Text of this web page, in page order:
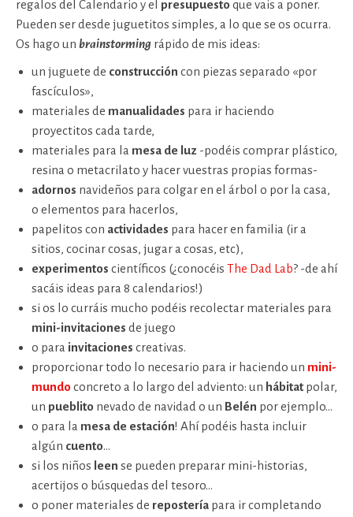
regalos del Calendario y el presupuesto que vais a poner.
Pueden ser desde juguetitos simples, a lo que se os ocurra.
Os hago un brainstorming rápido de mis ideas:
un juguete de construcción con piezas separado «por
fascículos»,
materiales de manualidades para ir haciendo
proyectitos cada tarde,
materiales para la mesa de luz -podéis comprar plástico,
resina o metacrilato y hacer vuestras propias formas-
adornos navideños para colgar en el árbol o por la casa,
o elementos para hacerlos,
papelitos con actividades para hacer en familia (ir a
sitios, cocinar cosas, jugar a cosas, etc),
experimentos científicos (¿conocéis The Dad Lab? -de ahí
sacáis ideas para 8 calendarios!)
si os lo curráis mucho podéis recolectar materiales para
mini-invitaciones de juego
o para invitaciones creativas.
proporcionar todo lo necesario para ir haciendo un mini-
mundo concreto a lo largo del adviento: un hábitatpolar,
un pueblito nevado de navidad o un Belén por ejemplo…
o para la mesa de estación! Ahí podéis hasta incluir
algún cuento…
si los niños leen se pueden preparar mini-historias,
acertijos o búsquedas del tesoro…
o poner materiales de repostería para ir completando